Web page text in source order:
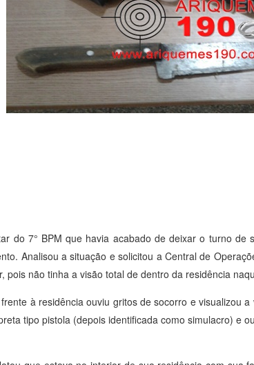
do 7° BPM que havia acabado de deixar o turno
Analisou a situação e solicitou a Central de
pois não tinha a visão total de dentro da residência
à residência ouviu gritos de socorro e visualizou
tipo pistola (depois identificada como simulacro) e